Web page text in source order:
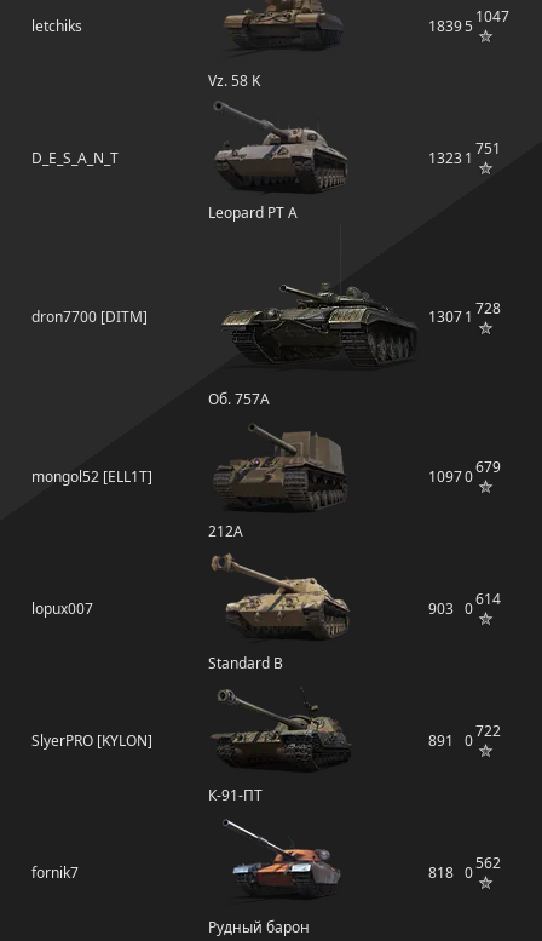
letchiks
Vz. 58 K
18395 1047
D_E_S_A_N_T
Leopard PT A
13231 751
dron7700 [DITM]
Об. 757А
13071 728
mongol52 [ELL1T]
212А
10970679
lopux007
Standard B
903 0614
SlyerPRO [KYLON]
К-91-ПТ
891 0722
fornik7
Рудный барон
818 0562